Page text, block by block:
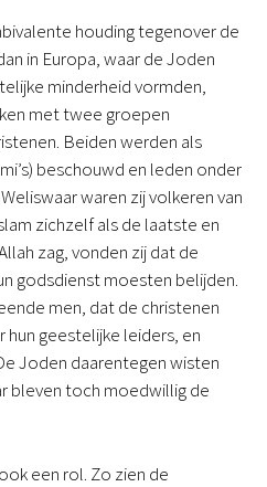
houding tegenover de
in Europa, waar de Joden
minderheid vormden,
met twee groepen
Beiden werden als
beschouwd en leden onder
waren zij volkeren van
zichzelf als de laatste en
zag, vonden zij dat de
godsdienst moesten belijden.
men, dat de christenen
geestelijke leiders, en
Joden daarentegen wisten
bleven toch moedwillig de
een rol. Zo zien de